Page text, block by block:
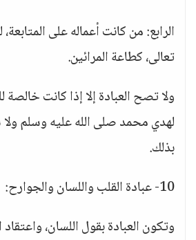
الرابع: من كانت أعماله على المتابعة،
تعالى، كطاعة المرائين.
ولا تصح العبادة إلا إذا كانت خالصة
لهدي محمد صلى الله عليه وسلم ولا
بذلك.
10- عبادة القلب واللسان والجوارح:
وتكون العبادة بقول اللسان،